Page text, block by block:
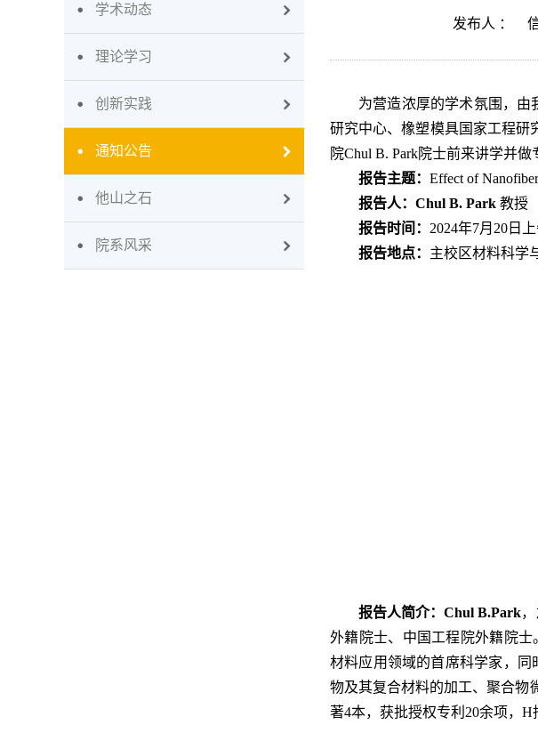
学术动态
理论学习
创新实践
通知公告
他山之石
院系风采
发布人 ： 信
为营造浓厚的学术氛围，
研究中心、橡塑模具国家工程研
院Chul B. Park院士前来讲学并
报告主题： Effect of
报告人： Chul B. Park 教授
报告时间 ： 2024年7月20日
报告地点： 主校区材料科学
报告人简介：Chul B.Park
外籍院士、中国工程院外籍院
材料应用领域的首席科学家，同
物及其复合材料的加工、聚合物
著4本，获批授权专利20余项，H